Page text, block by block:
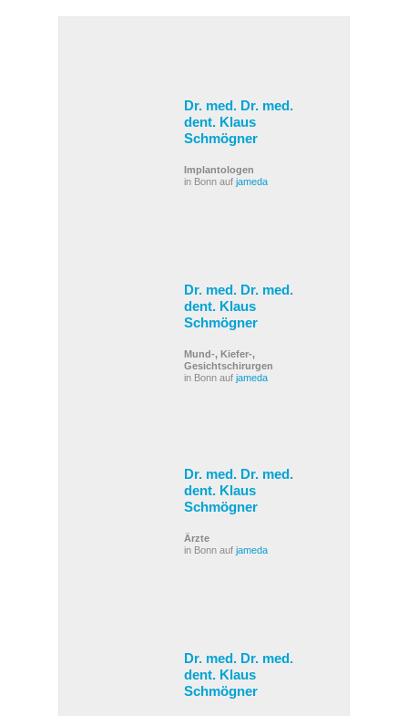
Dr. med. Dr. med.
dent. Klaus
Schmögner
Implantologen
in Bonn auf jameda
Dr. med. Dr. med.
dent. Klaus
Schmögner
Mund-, Kiefer-,
Gesichtschirurgen
in Bonn auf jameda
Dr. med. Dr. med.
dent. Klaus
Schmögner
Ärzte
in Bonn auf jameda
Dr. med. Dr. med.
dent. Klaus
Schmögner